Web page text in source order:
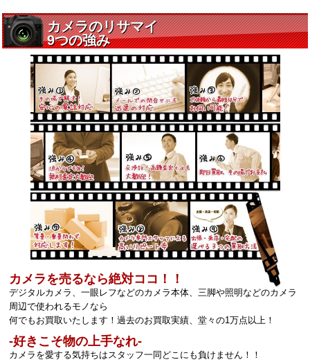
カメラを売るなら絶対ココ！！
デジタルカメラ、一眼レフなどのカメラ本体、三脚や照明などのカメラ
周辺で使われるモノなら
何でもお買取いたします！過去のお買取実績、堂々の1万点以上！
‐好きこそ物の上手なれ‐
カメラを愛する気持ちはスタッフ一同どこにも負けません！！